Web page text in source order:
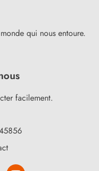
qui nous entoure.
facilement.